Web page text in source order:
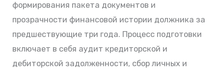
формирования пакета документов и
прозрачности финансовой истории должника за
предшествующие три года. Процесс подготовки
включает в себя аудит кредиторской и
дебиторской задолженности, сбор личных и